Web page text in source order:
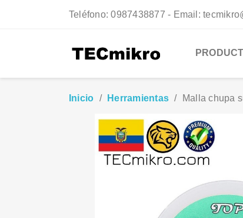
Teléfono:0987438877 - Email:
Inicio Herramientas Malla chupa